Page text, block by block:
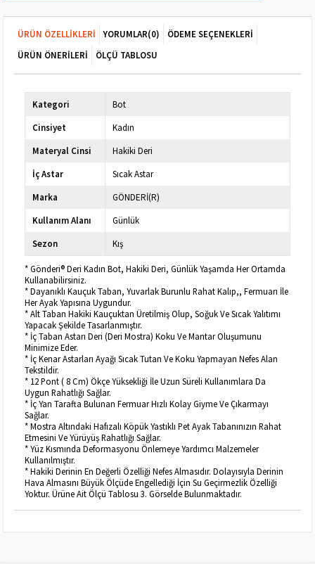
ÜRÜN ÖZELLIKLERI YORUMLAR(0)
ÖDEME SEÇENEKLERI
ÜRÜN ÖNERILERI
ÖLÇÜ TABLOSU
Kategori
Bot
Cinsiyet
Kadın
Materyal Cinsi
Hakiki Deri
İç Astar
Sıcak Astar
Marka
GÖNDERİ(R)
Kullanım Alanı
Günlük
Sezon
Kış
* Gönderi® Deri Kadın Bot, Hakiki Deri, Günlük Yaşamda Her Ortamda
Kullanabilirsiniz.
* Dayanıklı Kauçuk Taban, Yuvarlak Burunlu Rahat Kalıp,, Fermuarı İle
Her Ayak Yapısına Uygundur.
* Alt Taban Hakiki Kauçuktan Üretilmiş Olup, Soğuk Ve Sıcak Yalıtımı
Yapacak Şekilde Tasarlanmıştır.
* İç Taban Astarı Deri (Deri Mostra) Koku Ve Mantar Oluşumunu
Minimize Eder.
* İç Kenar Astarları Ayağı Sıcak Tutan Ve Koku Yapmayan Nefes Alan
Tekstildir.
* 12 Pont ( 8 Cm) Ökçe Yüksekliği İle Uzun Süreli Kullanımlara Da
Uygun Rahatlığı Sağlar.
* İç Yan Tarafta Bulunan Fermuar Hızlı Kolay Giyme Ve Çıkarmayı
Sağlar.
* Mostra Altındaki Hafızalı Köpük Yastıklı Pet Ayak Tabanınızın Rahat
Etmesini Ve Yürüyüş Rahatlığı Sağlar.
* Yüz Kısmında Deformasyonu Önlemeye Yardımcı Malzemeler
Kullanılmıştır.
* Hakiki Derinin En Değerli Özelliği Nefes Almasıdır. Dolayısıyla Derinin
Hava Almasını Büyük Ölçüde Engellediği İçin Su Geçirmezlik Özelliği
Yoktur. Ürüne Ait Ölçü Tablosu 3. Görselde Bulunmaktadır.